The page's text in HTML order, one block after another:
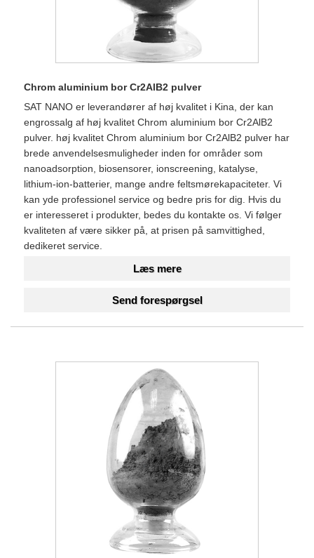
Chrom aluminium bor Cr2AlB2 pulver
SAT NANO er ​​leverandører af høj kvalitet i Kina, der kan
engrossalg af høj kvalitet Chrom aluminium bor Cr2AlB2
pulver. høj kvalitet Chrom aluminium bor Cr2AlB2 pulver har
brede anvendelsesmuligheder inden for områder som
nanoadsorption, biosensorer, ionscreening, katalyse,
lithium-ion-batterier, mange andre feltsmørekapaciteter. Vi
kan yde professionel service og bedre pris for dig. Hvis du
er interesseret i produkter, bedes du kontakte os. Vi følger
kvaliteten af ​​være sikker på, at prisen på samvittighed,
dedikeret service.
Læs mere
Send forespørgsel